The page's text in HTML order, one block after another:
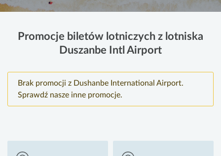
Promocje biletów lotniczych z lotniska
Duszanbe Intl Airport
Brak promocji z Dushanbe International Airport.
Sprawdź nasze inne promocje.